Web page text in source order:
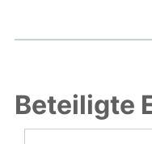
Beteiligte